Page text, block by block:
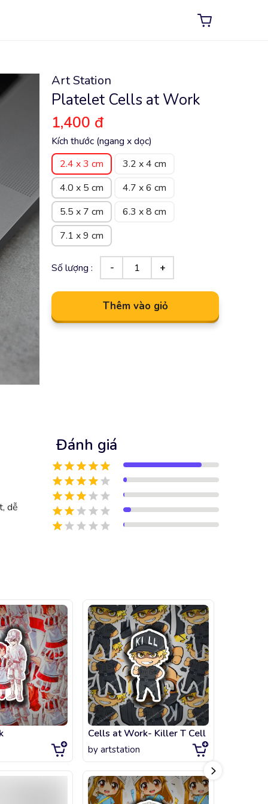
Art Station
Platelet Cells at Work
1,400 đ
Kích thước (ngang x dọc)
2.4 x 3 cm
3.2 x 4 cm
4.0 x 5 cm
4.7 x 6 cm
5.5 x 7 cm
6.3 x 8 cm
7.1 x 9 cm
Số lượng :
Thêm vào giỏ
dễ
Đánh giá
Cells at Work- Killer T Cell
by artstation